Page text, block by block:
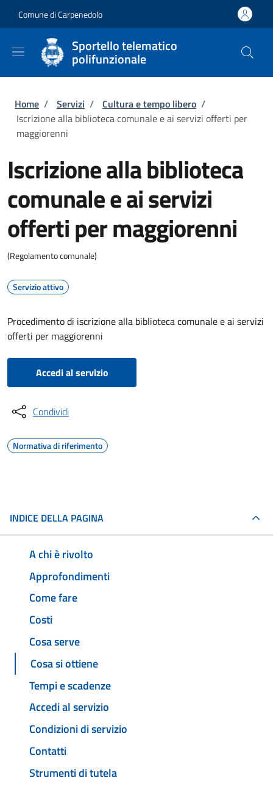
Comune di Carpenedolo
Sportello telematico
polifunzionale
Briciole di pane
Home / Servizi / Cultura e tempo libero /
Iscrizione alla biblioteca comunale e ai servizi offerti per
maggiorenni
Iscrizione alla biblioteca
comunale e ai servizi
offerti per maggiorenni
(Regolamento comunale)
Servizio attivo
Procedimento di iscrizione alla biblioteca comunale e ai servizi
offerti per maggiorenni
Accedi al servizio
Condividi
Normativa di riferimento
INDICE DELLA PAGINA
A chi è rivolto
Approfondimenti
Come fare
Costi
Cosa serve
Cosa si ottiene
Tempi e scadenze
Accedi al servizio
Condizioni di servizio
Contatti
Strumenti di tutela